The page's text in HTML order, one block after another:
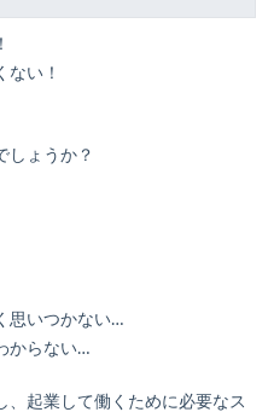
ない！
しょうか？
思いつかない…
からない…
、起業して働くために必要なス